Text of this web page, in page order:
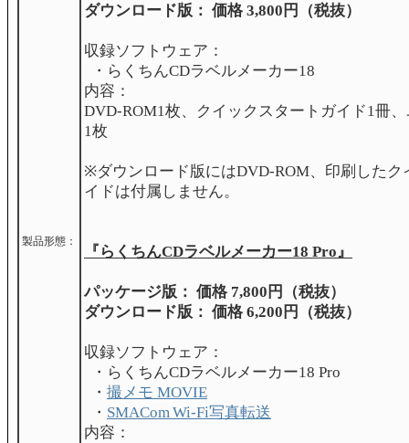
製品形態：
ダウンロード版： 価格 3,800円（税抜）
収録ソフトウェア：
・らくちんCDラベルメーカー18
内容：
DVD-ROM1枚、クイックスタートガイド1冊
1枚
※ダウンロード版にはDVD-ROM、印刷したク
イドは付属しません。
『らくちんCDラベルメーカー18 Pro』
パッケージ版： 価格 7,800円（税抜）
ダウンロード版： 価格 6,200円（税抜）
収録ソフトウェア：
・らくちんCDラベルメーカー18 Pro
・ 撮メモ MOVIE
・ SMACom Wi-Fi写真転送
内容：